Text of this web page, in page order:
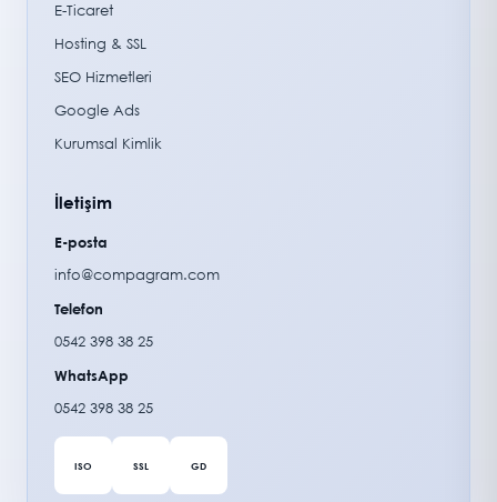
E-Ticaret
Hosting & SSL
SEO Hizmetleri
Google Ads
Kurumsal Kimlik
İletişim
E-posta
info@compagram.com
Telefon
0542 398 38 25
WhatsApp
0542 398 38 25
ISO SSL GD